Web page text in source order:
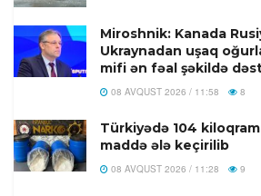
Miroshnik: Kanada
Ukraynadan uşaq
mifi ən fəal şəkildə
08 AVQUST 2026 / 11:58 8
Türkiyədə 104
maddə ələ keçirilib
08 AVQUST 2026 / 11:28 9